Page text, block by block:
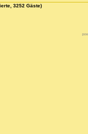
3252 Gäste)